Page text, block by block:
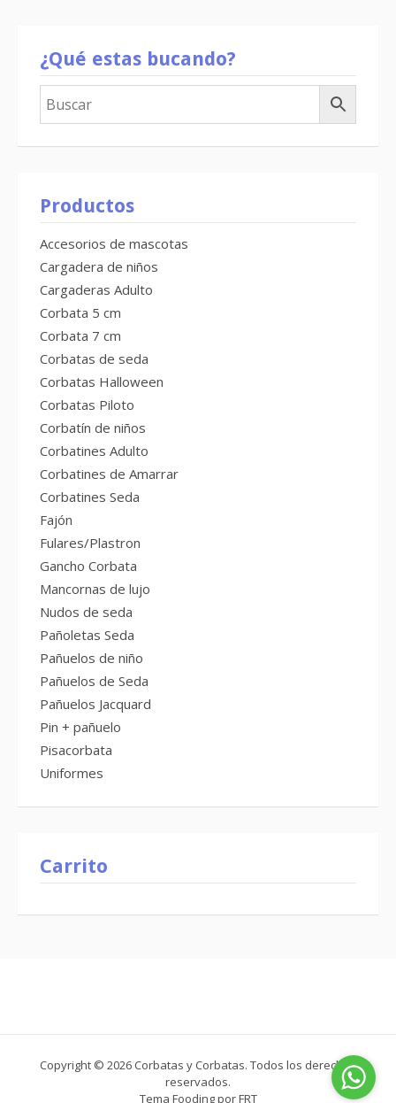
¿Qué estas bucando?
Productos
Accesorios de mascotas
Cargadera de niños
Cargaderas Adulto
Corbata 5 cm
Corbata 7 cm
Corbatas de seda
Corbatas Halloween
Corbatas Piloto
Corbatín de niños
Corbatines Adulto
Corbatines de Amarrar
Corbatines Seda
Fajón
Fulares/Plastron
Gancho Corbata
Mancornas de lujo
Nudos de seda
Pañoletas Seda
Pañuelos de niño
Pañuelos de Seda
Pañuelos Jacquard
Pin + pañuelo
Pisacorbata
Uniformes
Carrito
Copyright © 2026 Corbatas y Corbatas. Todos los derechos
reservados.
Tema Fooding porFRT